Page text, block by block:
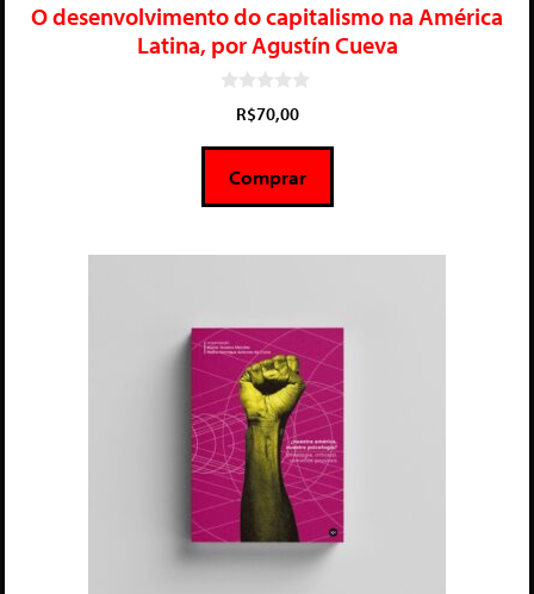
O desenvolvimento do capitalismo na América
Latina, por Agustín Cueva
5
R$70,00
Comprar